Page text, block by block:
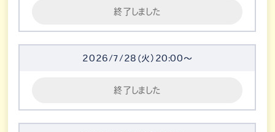
終了しました
2026/7/28（火）20:00～
終了しました